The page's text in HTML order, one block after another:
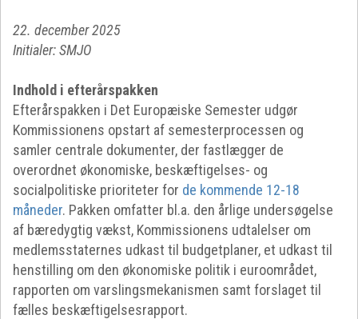
22. december 2025
Initialer: SMJO
Indhold i efterårspakken
Efterårspakken i Det Europæiske Semester udgør
Kommissionens opstart af semesterprocessen og
samler centrale dokumenter, der fastlægger de
overordnet økonomiske, beskæftigelses- og
socialpolitiske prioriteter for de kommende 12-18
måneder. Pakken omfatter bl.a. den årlige undersøgelse
af bæredygtig vækst, Kommissionens udtalelser om
medlemsstaternes udkast til budgetplaner, et udkast til
henstilling om den økonomiske politik i euroområdet,
rapporten om varslingsmekanismen samt forslaget til
fælles beskæftigelsesrapport.